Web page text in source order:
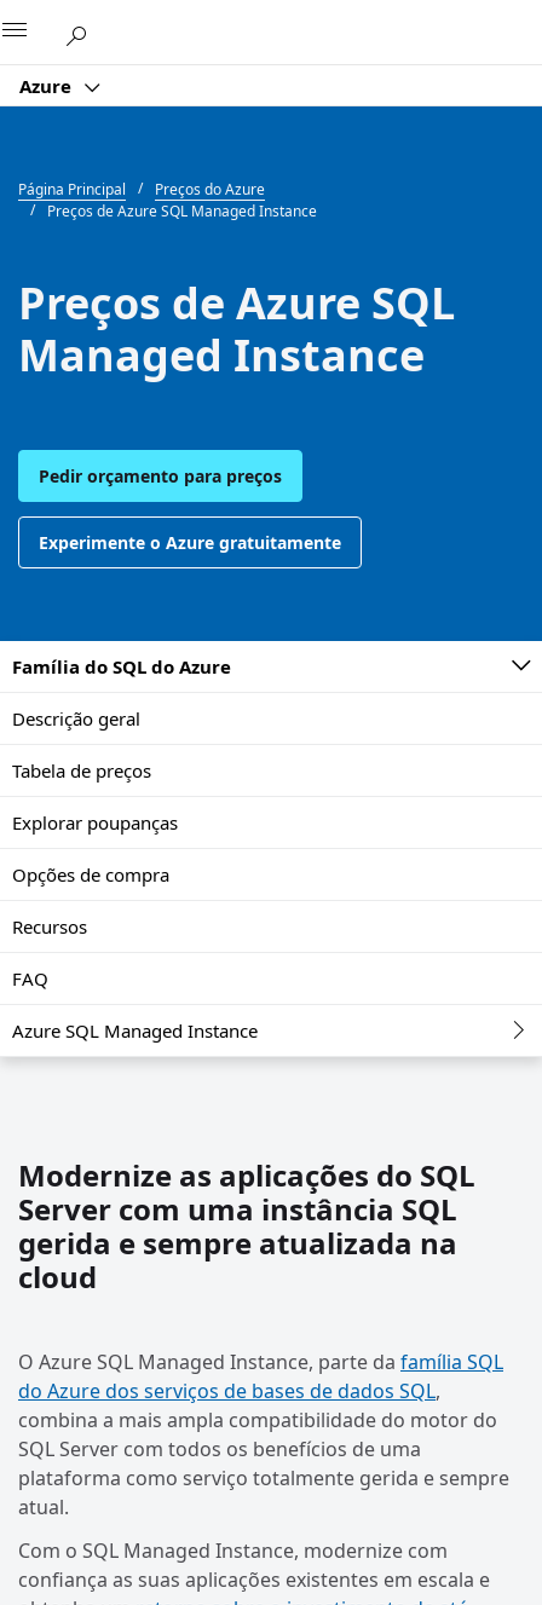
Azure
Página Principal
Preços do Azure
Preços de Azure SQL Managed Instance
Preços de Azure SQL
Managed Instance
Pedir orçamento para preços
Experimente o Azure gratuitamente
Família do SQL do Azure
Descrição geral
Tabela de preços
Explorar poupanças
Opções de compra
Recursos
FAQ
Azure SQL Managed Instance
Modernize as aplicações do SQL
Server com uma instância SQL
gerida e sempre atualizada na
cloud
O Azure SQL Managed Instance, parte da família SQL
do Azure dos serviços de bases de dados SQL,
combina a mais ampla compatibilidade do motor do
SQL Server com todos os benefícios de uma
plataforma como serviço totalmente gerida e sempre
atual.
Com o SQL Managed Instance, modernize com
confiança as suas aplicações existentes em escala e